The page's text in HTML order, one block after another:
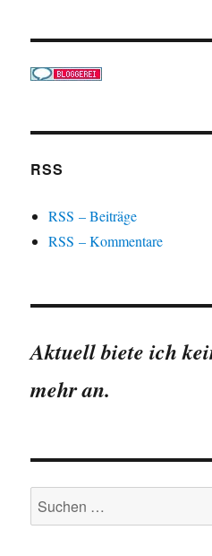
RSS
RSS – Beiträge
RSS – Kommentare
Aktuell biete ich
mehr an.
Suchen
nach: